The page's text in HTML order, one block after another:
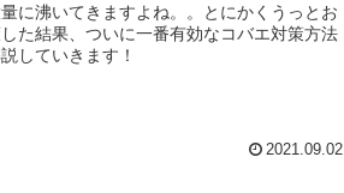
に沸いてきますよね。。とにかくうっとお
た結果、ついに一番有効なコバエ対策方法
していきます！
2021.09.02